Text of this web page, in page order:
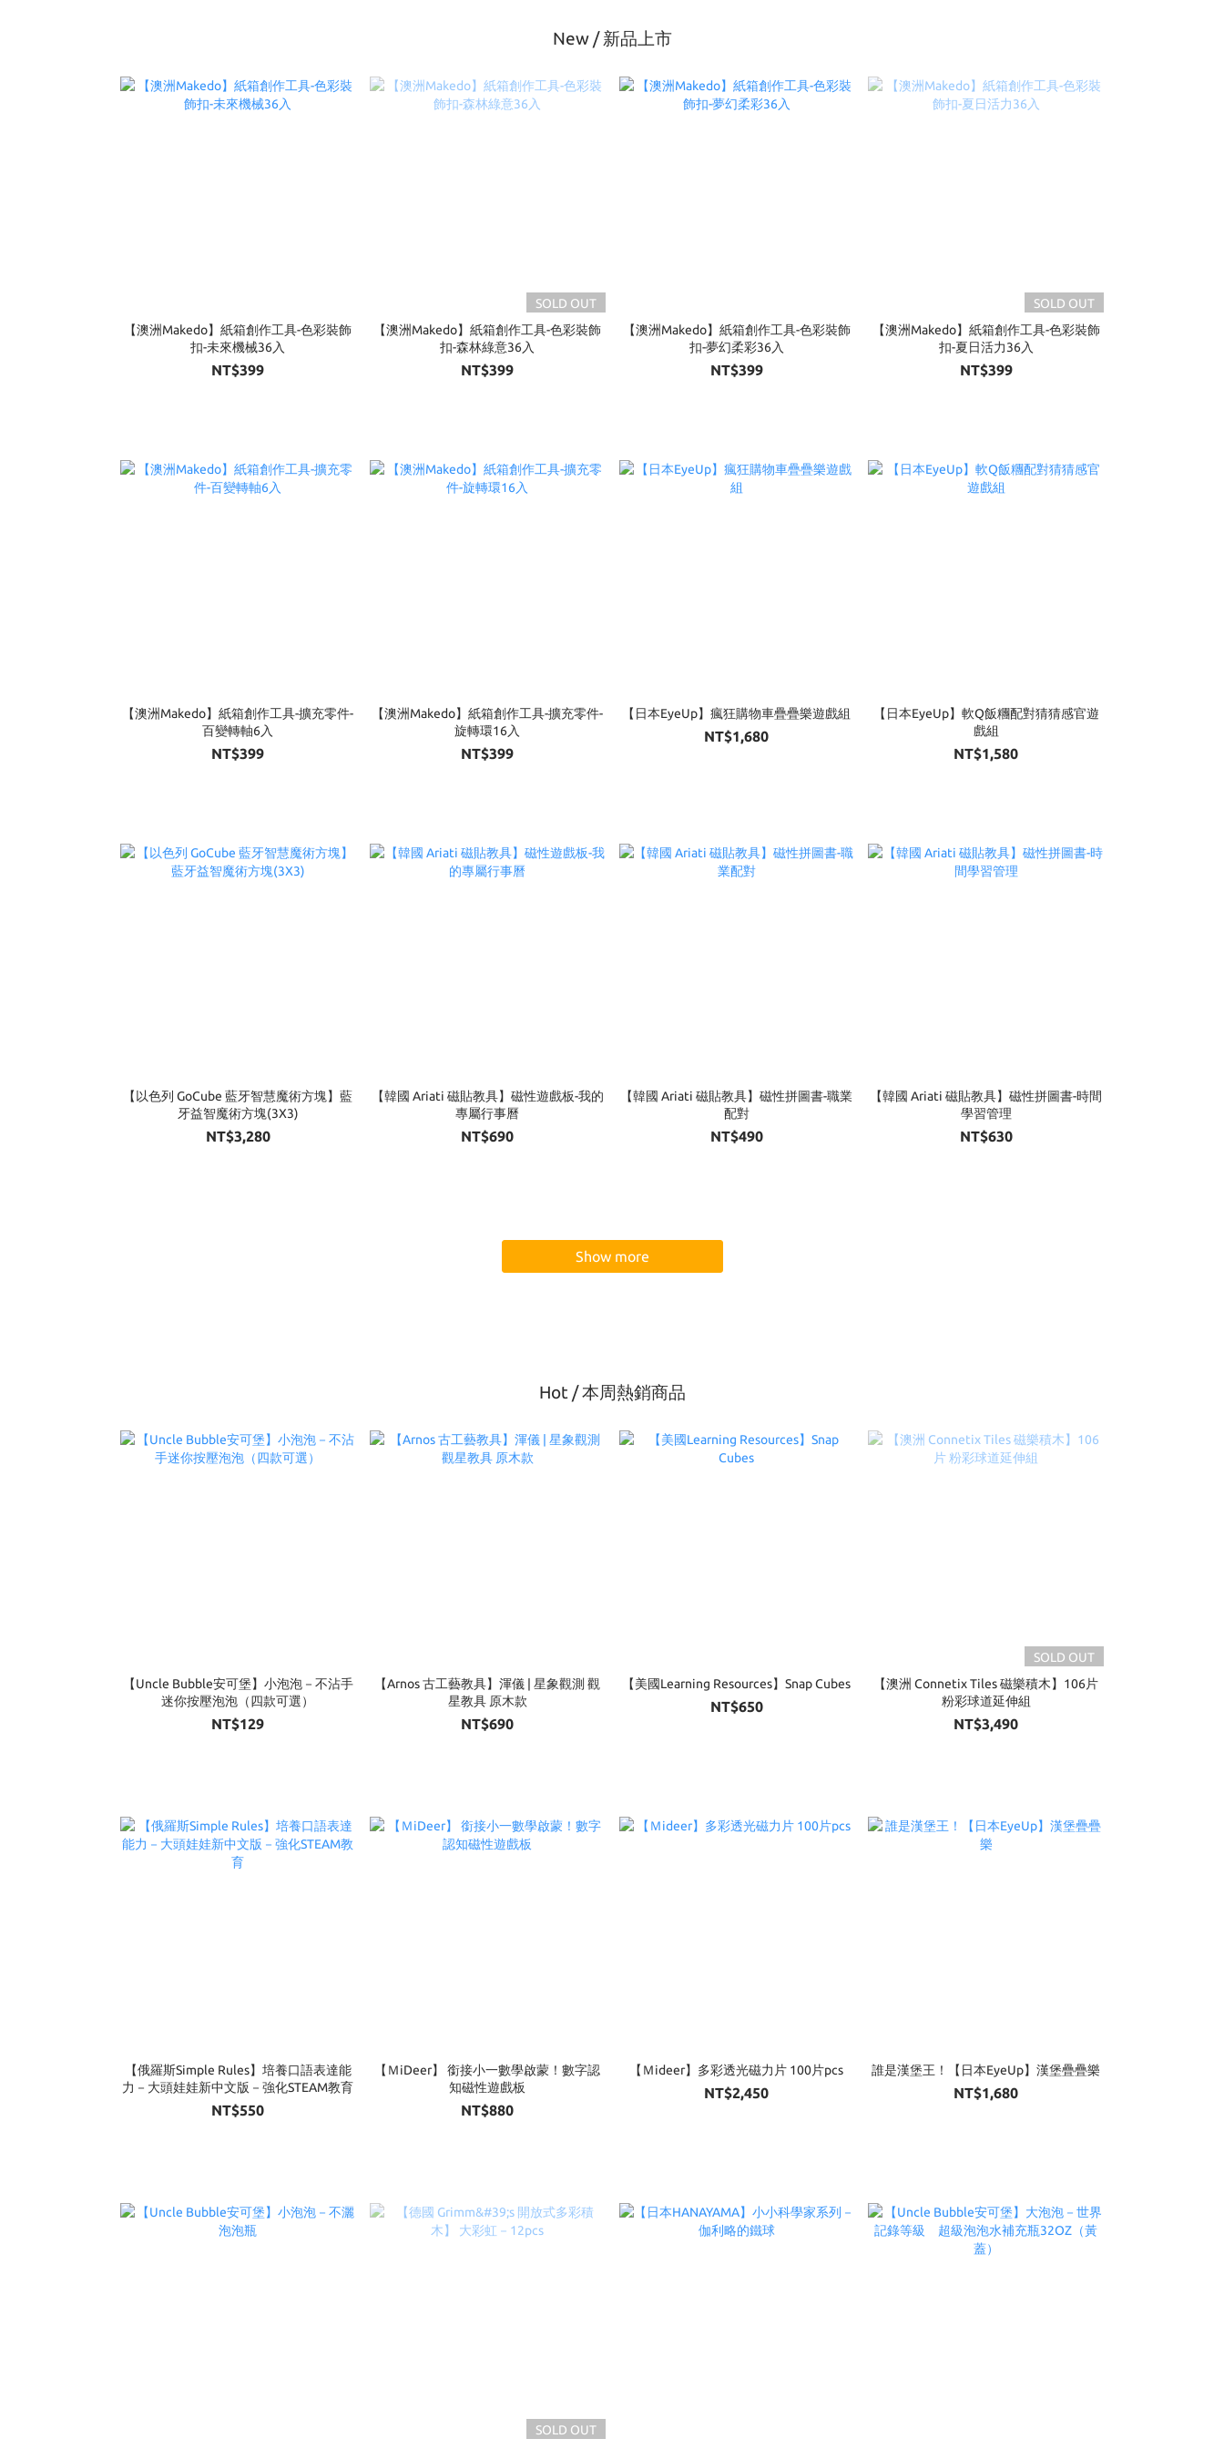
New / 新品上市
【澳洲Makedo】紙箱創作工具-色彩裝飾
扣-未來機械36入
NT$399
SOLD OUT
【澳洲Makedo】紙箱創作工具-色彩裝飾
扣-森林綠意36入
NT$399
【澳洲Makedo】紙箱創作工具-色彩裝飾
扣-夢幻柔彩36入
NT$399
SOLD OUT
【澳洲Makedo】紙箱創作工具-色彩裝飾
扣-夏日活力36入
NT$399
【澳洲Makedo】紙箱創作工具-擴充零件-
百變轉軸6入
NT$399
【澳洲Makedo】紙箱創作工具-擴充零件-
旋轉環16入
NT$399
【日本EyeUp】瘋狂購物車疊疊樂遊戲組
NT$1,680
【日本EyeUp】軟Q飯糰配對猜猜感官遊
戲組
NT$1,580
【以色列 GoCube 藍牙智慧魔術方塊】藍
牙益智魔術方塊(3X3)
NT$3,280
【韓國 Ariati 磁貼教具】磁性遊戲板-我的
專屬行事曆
NT$690
【韓國 Ariati 磁貼教具】磁性拼圖書-職業
配對
NT$490
【韓國 Ariati 磁貼教具】磁性拼圖書-時間
學習管理
NT$630
Show more
Hot / 本周熱銷商品
【Uncle Bubble安可堡】小泡泡－不沾手
迷你按壓泡泡（四款可選）
NT$129
【Arnos 古工藝教具】渾儀 | 星象觀測 觀
星教具 原木款
NT$690
【美國Learning Resources】Snap Cubes
NT$650
SOLD OUT
【澳洲 Connetix Tiles 磁樂積木】106片
粉彩球道延伸組
NT$3,490
【俄羅斯Simple Rules】培養口語表達能
力－大頭娃娃新中文版－強化STEAM教育
NT$550
【ＭiDeer】 銜接小一數學啟蒙！數字認
知磁性遊戲板
NT$880
【Ｍideer】多彩透光磁力片 100片pcs
NT$2,450
誰是漢堡王！【日本EyeUp】漢堡疊疊樂
NT$1,680
SOLD OUT